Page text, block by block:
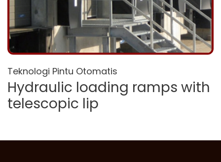
Teknologi Pintu Otomatis
Hydraulic loading ramps with
telescopic lip